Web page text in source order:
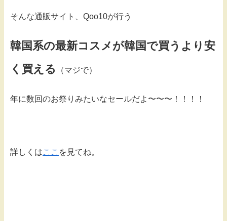
そんな通販サイト、Qoo10が行う
韓国系の最新コスメが韓国で買うより安
く買える
（マジで）
年に数回のお祭りみたいなセールだよ〜〜〜！！！！
詳しくはここ を見てね。